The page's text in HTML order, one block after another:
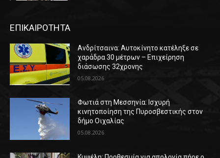
ΕΠΙΚΑΙΡΟΤΗΤΑ
Ανδρίτσαινα: Αυτοκίνητο κατέληξε σε
χαράδρα 30 μέτρων – Επιχείρηση
διάσωσης 32χρονης
05.08.2026
Φωτιά στη Μεσσηνία: Ισχυρή
κινητοποίηση της Πυροσβεστικής στον
δήμο Οιχαλίας
05.08.2026